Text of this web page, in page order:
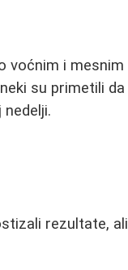
voćnim i mesnim
su primetili da
rezultate, ali